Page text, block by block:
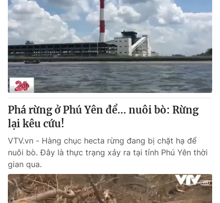
Phá rừng ở Phú Yên để... nuôi bò: Rừng
lại kêu cứu!
VTV.vn - Hàng chục hecta rừng đang bị chặt hạ để
nuôi bò. Đây là thực trạng xảy ra tại tỉnh Phú Yên thời
gian qua.